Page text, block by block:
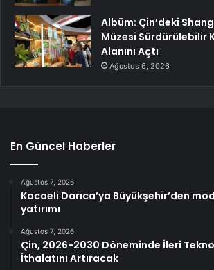
Albüm: Çin’deki
Müzesi Sürdürülebilir
Alanını Açtı
Ağustos 6, 2026
En Güncel Haberler
Ağustos 7, 2026
Kocaeli Darıca’ya Büyükşehir’den
yatırımı
Ağustos 7, 2026
Çin, 2026-2030 Döneminde İleri
İthalatını Artıracak